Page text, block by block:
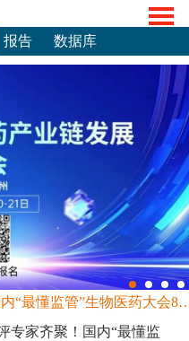
报告 数据库
20+监管与首席审评专家齐聚！国内“最
专家齐聚！国内“最懂监